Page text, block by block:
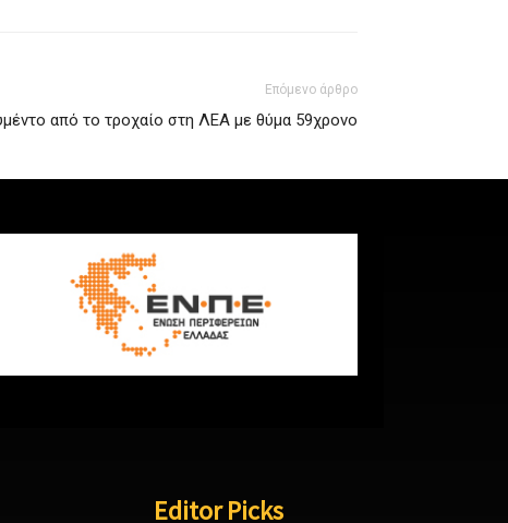
Επόμενο άρθρο
από το τροχαίο στη ΛΕΑ με θύμα 59χρονο
Editor Picks